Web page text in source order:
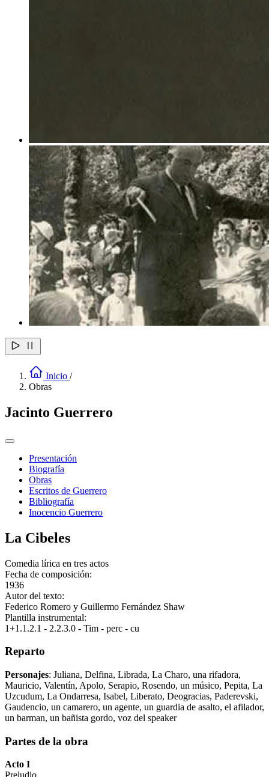
Inicio /
Obras
Jacinto Guerrero
Presentación
Biografía
Obras
Escritos de Guerrero
Bibliografía
Inocencio Guerrero
La Cibeles
Comedia lírica en tres actos
Fecha de composición:
1936
Autor del texto:
Federico Romero y Guillermo Fernández Shaw
Plantilla instrumental:
1+1.1.2.1 - 2.2.3.0 - Tim - perc - cu
Reparto
Personajes: Juliana, Delfina, Librada, La Charo, una rifadora,
Mauricio, Valentín, Apolo, Serapio, Rosendo, un músico, Pepita, La
Uzcudum, La Ondarresa, Isabel, Liberato, Deogracias, Paderevski,
Gaudencio, un camarero, un agente, un guardia de asalto, el afilador,
un barman, un bañista gordo, voz del speaker
Partes de la obra
Acto I